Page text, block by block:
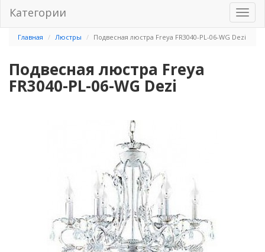
Категории
Главная Люстры Подвесная люстра Freya FR3040-PL-06-WG Dezi
Подвесная люстра Freya
FR3040-PL-06-WG Dezi